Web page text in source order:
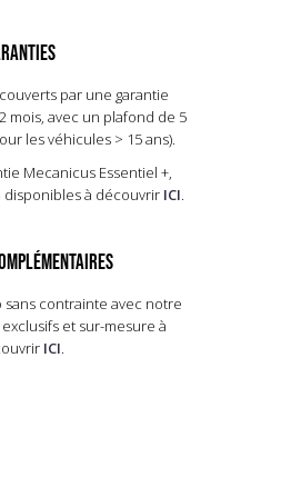
par une garantie
mois, avec un plafond de 5
les véhicules > 15 ans).​
Mecanicus Essentiel +,
à découvrir ICI.
contrainte avec notre
et sur-mesure à
ICI.